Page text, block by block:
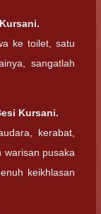
ke toilet, satu
sangatlah
Kursani.
kerabat,
warisan pusaka
keikhlasan